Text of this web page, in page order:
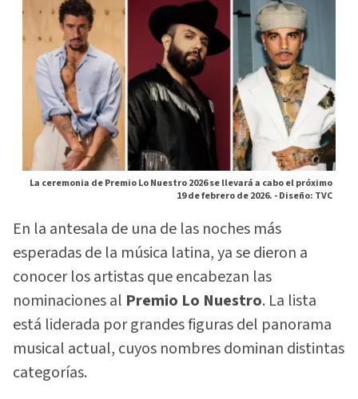
La ceremonia de Premio Lo Nuestro 2026 se llevará a cabo el próximo
19 de febrero de 2026. -Diseño: TVC
En la antesala de una de las noches más
esperadas de la música latina, ya se dieron a
conocer los artistas que encabezan las
nominaciones al Premio Lo Nuestro. La lista
está liderada por grandes figuras del panorama
musical actual, cuyos nombres dominan distintas
categorías.